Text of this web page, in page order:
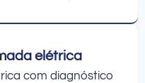
elétrica
com diagnóstico